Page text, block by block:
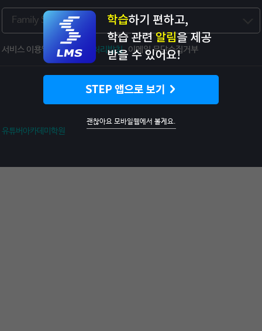
괜찮아요 모바일웹에서 볼게요.
서비스 이용약관 개인정보처리방침 이메일 무단수집거부
Family Site
유튜버아카데미학원
고객센터